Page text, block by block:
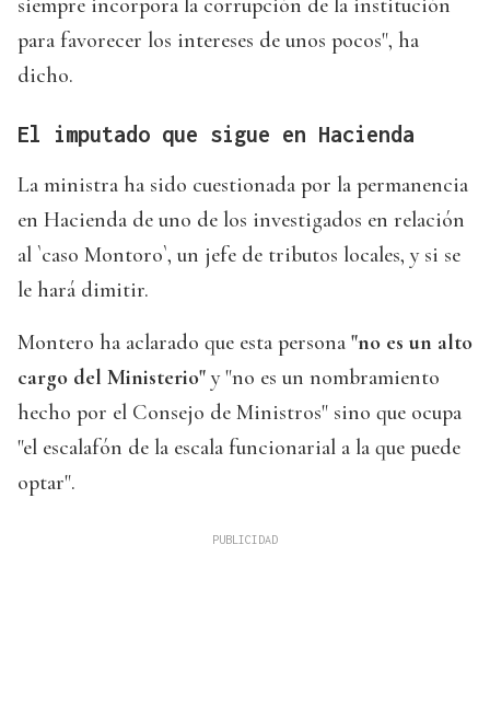
siempre incorpora la corrupción de la institución
para favorecer los intereses de unos pocos", ha
dicho.
El imputado que sigue en Hacienda
La ministra ha sido cuestionada por la permanencia
en Hacienda de uno de los investigados en relación
al `caso Montoro`, un jefe de tributos locales, y si se
le hará dimitir.
Montero ha aclarado que esta persona "no es un alto
cargo del Ministerio" y "no es un nombramiento
hecho por el Consejo de Ministros" sino que ocupa
"el escalafón de la escala funcionarial a la que puede
optar".